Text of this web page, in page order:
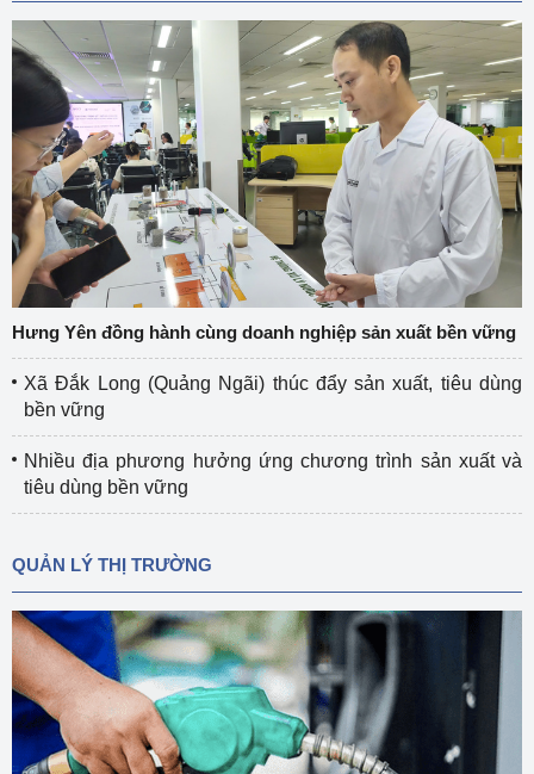
Hưng Yên đồng hành cùng doanh nghiệp sản xuất bền vững
Xã Đắk Long (Quảng Ngãi) thúc đẩy sản xuất, tiêu dùng
bền vững
Nhiều địa phương hưởng ứng chương trình sản xuất và
tiêu dùng bền vững
QUẢN LÝ THỊ TRƯỜNG